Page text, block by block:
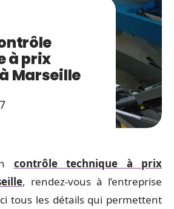
à prix
Marseille
contrôle technique à prix
, rendez-vous à l’entreprise
tous les détails qui permettent